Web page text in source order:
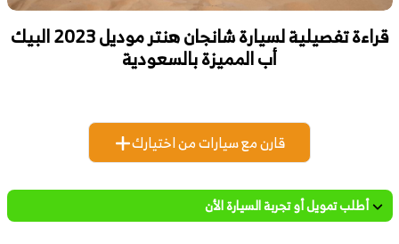
قراءة تفصيلية لسيارة شانجان هنتر موديل 2023 البيك
أب المميزة بالسعودية
قارن مع سيارات من اختيارك
أطلب تمويل أو تجربة السيارة الأن